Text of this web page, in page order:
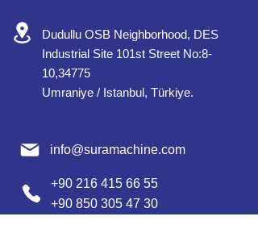
Dudullu OSB Neighborhood, DES
Industrial Site 101st Street No:8-
10,34775
Umraniye / Istanbul, Türkiye.
info@suramachine.com
+90 216 415 66 55
+90 850 305 47 30